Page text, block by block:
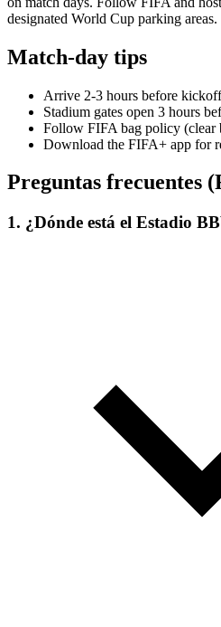
designated World Cup parking areas.
Match-day tips
Arrive 2-3 hours before kickoff
Stadium gates open 3 hours
Follow FIFA bag policy (clear
Download the FIFA+ app for
Preguntas frecuentes
1. ¿Dónde está el Estadio